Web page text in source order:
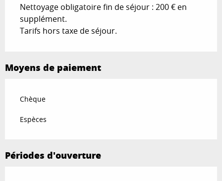
Nettoyage obligatoire fin de séjour : 200 € en
supplément.
Tarifs hors taxe de séjour.
Moyens de paiement
Chèque
Espèces
Périodes d'ouverture